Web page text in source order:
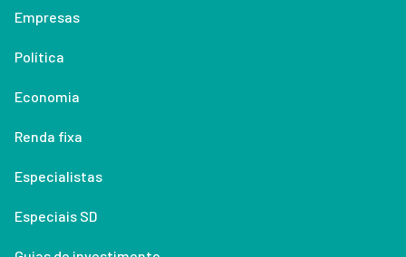
Empresas
Política
Economia
Renda fixa
Especialistas
Especiais SD